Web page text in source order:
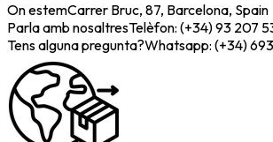
On estemCarrer Bruc, 87, Barcelona, Spain
Parla amb nosaltresTelèfon: (+34) 93 207
Tens alguna pregunta?Whatsapp: (+34)